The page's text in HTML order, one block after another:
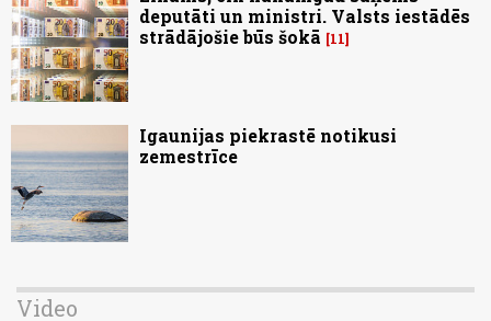
deputāti un ministri. Valsts iestādēs
strādājošie būs šokā
11
Igaunijas piekrastē notikusi
zemestrīce
Video